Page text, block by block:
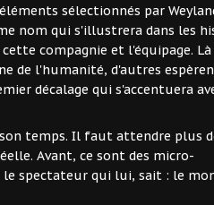
sélectionnés par
nom qui s'illustrera dans les
compagnie et l'équipage.
de l'humanité, d'autres
décalage qui s'accentuera
temps. Il faut attendre plus
Avant, ce sont des micro-
spectateur qui lui, sait : le